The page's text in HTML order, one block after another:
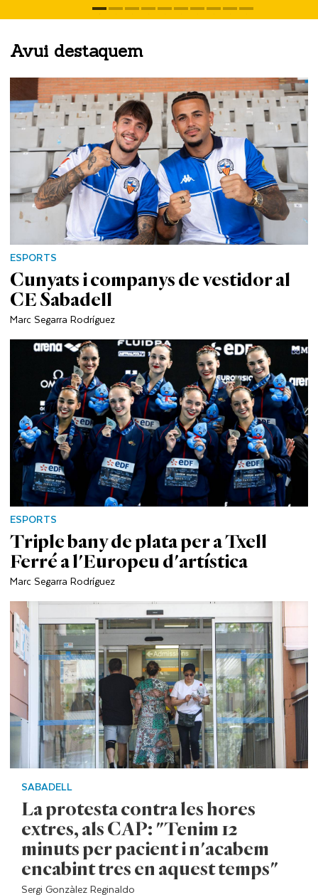
Avui destaquem
ESPORTS
Cunyats i companys de vestidor al
CE Sabadell
Marc Segarra Rodríguez
ESPORTS
Triple bany de plata per a Txell
Ferré a l'Europeu d'artística
Marc Segarra Rodríguez
SABADELL
La protesta contra les hores
extres, als CAP: "Tenim 12
minuts per pacient i n'acabem
encabint tres en aquest temps"
Sergi Gonzàlez Reginaldo